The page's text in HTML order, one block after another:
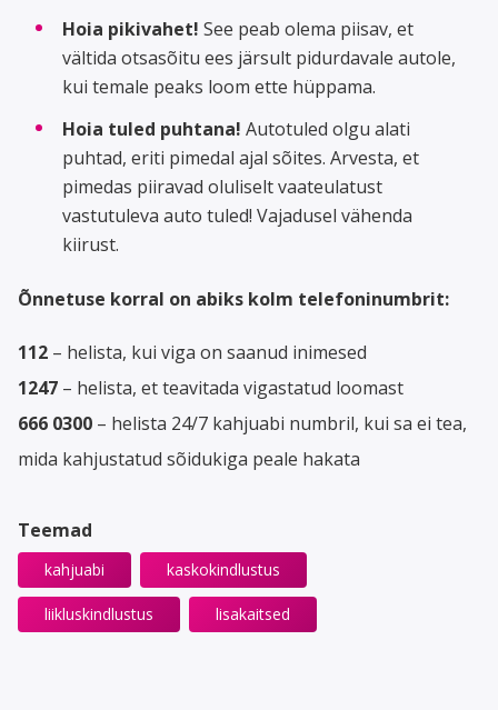
Hoia pikivahet! See peab olema piisav, et
vältida otsasõitu ees järsult pidurdavale autole,
kui temale peaks loom ette hüppama.
Hoia tuled puhtana! Autotuled olgu alati
puhtad, eriti pimedal ajal sõites. Arvesta, et
pimedas piiravad oluliselt vaateulatust
vastutuleva auto tuled! Vajadusel vähenda
kiirust.
Õnnetuse korral on abiks kolm telefoninumbrit:
112 – helista, kui viga on saanud inimesed
1247 – helista, et teavitada vigastatud loomast
666 0300 – helista 24/7 kahjuabi numbril, kui sa ei tea,
mida kahjustatud sõidukiga peale hakata
Teemad
kahjuabi kaskokindlustus
liikluskindlustus lisakaitsed